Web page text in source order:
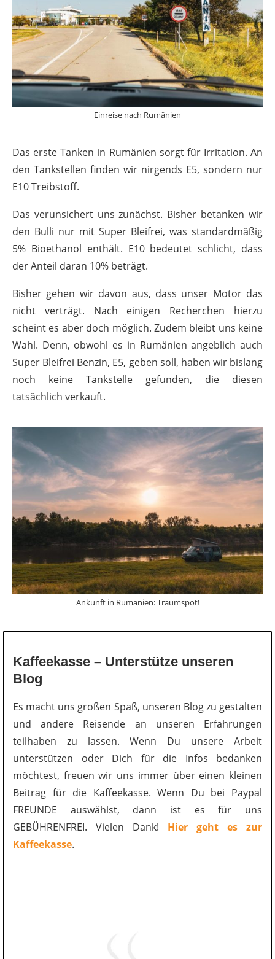
Einreise nach Rumänien
Das erste Tanken in Rumänien sorgt für Irritation. An
den Tankstellen finden wir nirgends E5, sondern nur
E10 Treibstoff.
Das verunsichert uns zunächst. Bisher betanken wir
den Bulli nur mit Super Bleifrei, was standardmäßig
5% Bioethanol enthält. E10 bedeutet schlicht, dass
der Anteil daran 10% beträgt.
Bisher gehen wir davon aus, dass unser Motor das
nicht verträgt. Nach einigen Recherchen hierzu
scheint es aber doch möglich. Zudem bleibt uns keine
Wahl. Denn, obwohl es in Rumänien angeblich auch
Super Bleifrei Benzin, E5, geben soll, haben wir bislang
noch keine Tankstelle gefunden, die diesen
tatsächlich verkauft.
Ankunft in Rumänien: Traumspot!
Kaffeekasse – Unterstütze unseren
Blog
Es macht uns großen Spaß, unseren Blog zu gestalten
und andere Reisende an unseren Erfahrungen
teilhaben zu lassen. Wenn Du unsere Arbeit
unterstützen oder Dich für die Infos bedanken
möchtest, freuen wir uns immer über einen kleinen
Beitrag für die Kaffeekasse. Wenn Du bei Paypal
FREUNDE auswählst, dann ist es für uns
GEBÜHRENFREI. Vielen Dank! Hier geht es zur
Kaffeekasse.